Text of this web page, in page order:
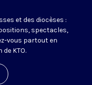
et des diocèses :
spectacles,
vous partout en
KTO.